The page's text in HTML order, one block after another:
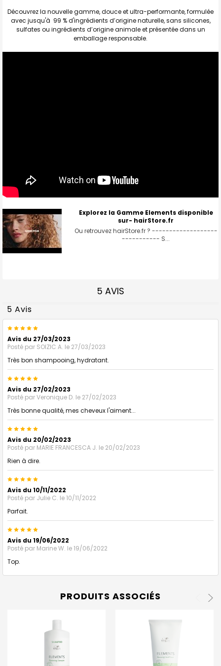
Découvrez la nouvelle gamme, douce et ultra-performante, formulée
avec jusqu'à 99 % d'ingrédients d’origine naturelle, sans silicones,
sulfates ou ingrédients d’origine animale et présentée dans un
emballage responsable.
Explorez la Gamme Elements disponible
sur- hairStore.fr
Ou retrouvez hairStore.fr ? -------------------
----------- S...
5 AVIS
5 Avis
5
Avis du 27/03/2023
Posté par SOIZIC A. le 27/03/2023
Très bon shampooing, hydratant.
5
Avis du 27/02/2023
Posté parVeronique D. le 27/02/2023
Très bonne qualité, mes cheveux l'aiment...
5
Avis du 20/02/2023
Posté par MARIE FRANCESCA J. le 20/02/2023
Rien à dire.
5
Avis du 10/11/2022
Posté par Julie C. le 10/11/2022
Parfait.
5
Avis du 19/06/2022
Posté par Marine W. le 19/06/2022
Top.
PRODUITS ASSOCIÉS